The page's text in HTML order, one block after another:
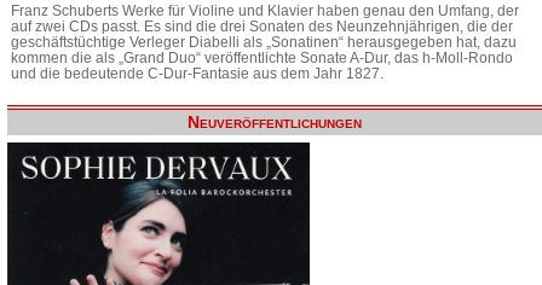
Franz Schuberts Werke für Violine und Klavier haben genau den Umfang, der
auf zwei CDs passt. Es sind die drei Sonaten des Neunzehnjährigen, die der
geschäftstüchtige Verleger Diabelli als „Sonatinen“ herausgegeben hat, dazu
kommen die als „Grand Duo“ veröffentlichte Sonate A-Dur, das h-Moll-Rondo
und die bedeutende C-Dur-Fantasie aus dem Jahr 1827.
Neuveröffentlichungen